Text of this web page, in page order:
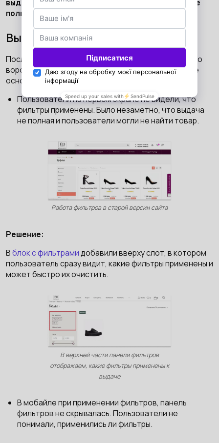
выдачи в mobile стало переходить на 71% больше
пользователей, в desktop — на 14%.
Выдача товара
После главной страницы стали дальше двигаться по
воронке. На странице выдачи мы обнаружили такие
основные проблемы:
Пользователи на первом экране не видели, что
фильтры применены. Было незаметно, что выдача
не полная и пользователи могли не найти товар.
Работа фильтров в старой версии сайта
Решение:
Вблок с фильтрамидобавили вверху слот, в котором
пользователь сразу видит, какие фильтры применены и
может быстро их очистить.
В верхней части панели фильтров
отображаем, какие фильтры применены к
выдаче
В мобайле при применении фильтров, панель
фильтров не скрывалась. Пользователи не
понимали, применились ли фильтры.